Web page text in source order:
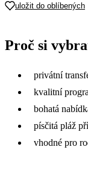
uložit do oblíbených
Proč si
privátní
kvalitní
bohatá
písčitá pláž
vhodné pro